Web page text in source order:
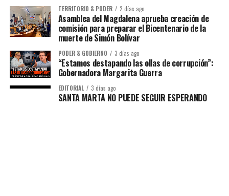
TERRITORIO & PODER 2 días ago
Asamblea del Magdalena aprueba creación de
comisión para preparar el Bicentenario de la
muerte de Simón Bolívar
PODER & GOBIERNO 3 días ago
“Estamos destapando las ollas de corrupción”:
Gobernadora Margarita Guerra
EDITORIAL 3 días ago
SANTA MARTA NO PUEDE SEGUIR ESPERANDO